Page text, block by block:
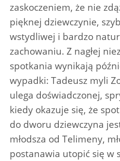
zaskoczeniem, że nie
pięknej dziewczynie,
wstydliwej i bardzo
zachowaniu. Z nagłej
spotkania wynikają
wypadki: Tadeusz myli
ulega doświadczonej,
kiedy okazuje się, że
do dworu dziewczyna
młodsza od Telimeny,
postanawia utopić się w